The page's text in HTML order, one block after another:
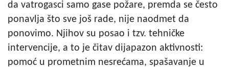
da vatrogasci samo gase požare, premda se često
ponavlja što sve još rade, nije naodmet da
ponovimo. Njihov su posao i tzv. tehničke
intervencije, a to je čitav dijapazon aktivnosti:
pomoć u prometnim nesrećama, spašavanje u